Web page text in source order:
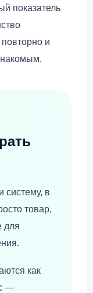
показатель
и
систему, в
товар,
для
как
—